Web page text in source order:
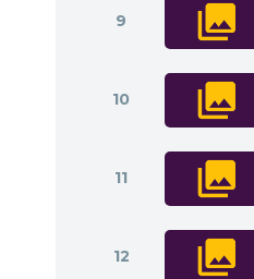
9
10
11
12